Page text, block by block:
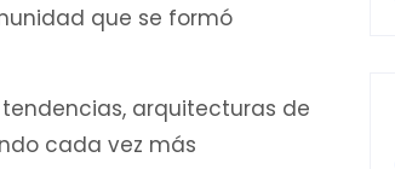
que se formó
arquitecturas de
cada vez más